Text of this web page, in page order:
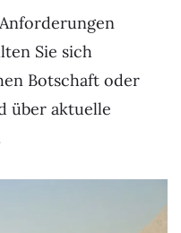
Sie sich
Botschaft oder
über aktuelle